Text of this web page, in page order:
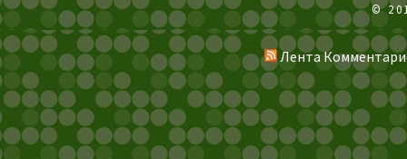
©
Лента